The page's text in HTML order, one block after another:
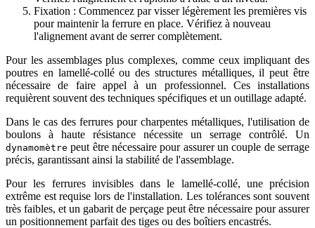
Fixation : Commencez par visser légèrement les premières vis
pour maintenir la ferrure en place. Vérifiez à nouveau
l'alignement avant de serrer complètement.
Pour les assemblages plus complexes, comme ceux impliquant des
poutres en lamellé-collé ou des structures métalliques, il peut être
nécessaire de faire appel à un professionnel. Ces installations
requièrent souvent des techniques spécifiques et un outillage adapté.
Dans le cas des ferrures pour charpentes métalliques, l'utilisation de
boulons à haute résistance nécessite un serrage contrôlé. Un
dynamomètre peut être nécessaire pour assurer un couple de serrage
précis, garantissant ainsi la stabilité de l'assemblage.
Pour les ferrures invisibles dans le lamellé-collé, une précision
extrême est requise lors de l'installation. Les tolérances sont souvent
très faibles, et un gabarit de perçage peut être nécessaire pour assurer
un positionnement parfait des tiges ou des boîtiers encastrés.